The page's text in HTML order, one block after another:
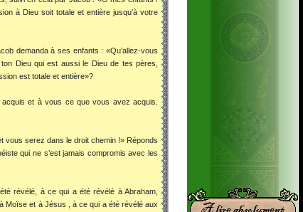
à Dieu soit totale et entière jusqu’à votre
demanda à ses enfants : «Qu’allez-vous
Dieu qui est aussi le Dieu de tes pères,
est totale et entière»?
et à vous ce que vous avez acquis.
vous serez dans le droit chemin !» Réponds
qui ne s’est jamais compromis avec les
révélé, à ce qui a été révélé à Abraham,
Moïse et à Jésus , à ce qui a été révélé aux